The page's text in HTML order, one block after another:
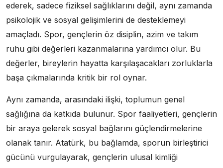
ederek, sadece fiziksel sağlıklarını değil, aynı zamanda
psikolojik ve sosyal gelişimlerini de desteklemeyi
amaçladı. Spor, gençlerin öz disiplin, azim ve takım
ruhu gibi değerleri kazanmalarına yardımcı olur. Bu
değerler, bireylerin hayatta karşılaşacakları zorluklarla
başa çıkmalarında kritik bir rol oynar.
Aynı zamanda, arasındaki ilişki, toplumun genel
sağlığına da katkıda bulunur. Spor faaliyetleri, gençlerin
bir araya gelerek sosyal bağlarını güçlendirmelerine
olanak tanır. Atatürk, bu bağlamda, sporun birleştirici
gücünü vurgulayarak, gençlerin ulusal kimliği